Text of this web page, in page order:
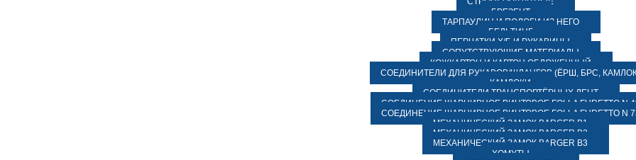
БРЕЗЕНТ
ТАРПАУЛИН И ПОЛОГИ ИЗ НЕГО
БЕЛЬТИНГ
ПЕРЧАТКИ Х/Б И РУКАВИЦЫ
СОПУТСТВУЮЩИЕ МАТЕРИАЛЫ
КОЖКАРТОН И КАРТОН ОБЛОЖЕЧНЫЙ
СОЕДИНИТЕЛИ ДЛЯ РУКАВОВ/ШЛАНГОВ (ЁРШ, БРС,
КАМЛОКИ
СОЕДИНИТЕЛИ ТРАНСПОРТЁРНЫХ ЛЕНТ
СОЕДИНЕНИЕ ШАРНИРНОЕ ВИНТОВОЕ FOLLA FURETTO N
СОЕДИНЕНИЕ ШАРНИРНОЕ ВИНТОВОЕ FOLLA FURETTO N
МЕХАНИЧЕСКИЙ ЗАМОК BARGER B1
МЕХАНИЧЕСКИЙ ЗАМОК BARGER B2
МЕХАНИЧЕСКИЙ ЗАМОК BARGER B3
ХОМУТЫ